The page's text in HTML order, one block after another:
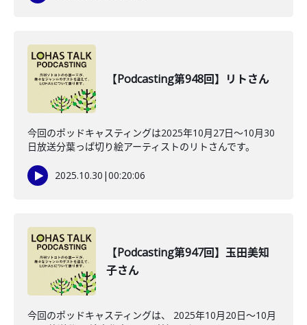
【Podcasting第948回】リトさん
今回のポッドキャスティングは2025年10月27日〜10月30
日放送分葉っぱ切り絵アーティストのリトさんです。
2025.10.30 |00:20:06
【Podcasting第947回】玉田美知
子さん
今回のポッドキャスティングは、 2025年10月20日〜10月